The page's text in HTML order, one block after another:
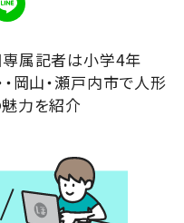
属記者は小学4年
・岡山・瀬戸内市で人形
力を紹介